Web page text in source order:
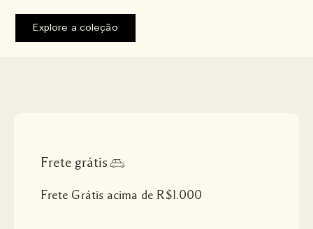
Explore a coleção
Frete grátis
Frete Grátis acima de R$1.000